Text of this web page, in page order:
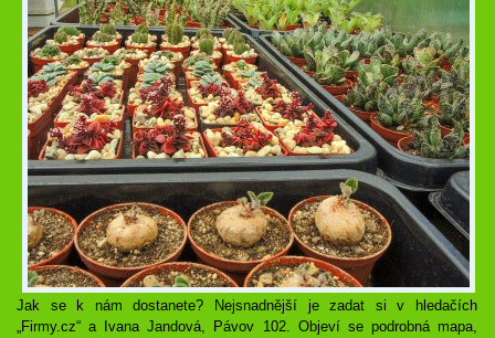
Jak se k nám dostanete? Nejsnadnější je zadat si v hledačích
„Firmy.cz“ a Ivana Jandová, Pávov 102. Objeví se podrobná mapa,